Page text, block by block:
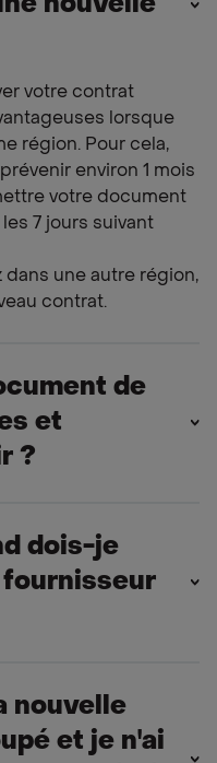
nouvelle
votre contrat
lorsque
région. Pour cela,
environ 1 mois
votre document
7 jours suivant
dans une autre région,
contrat.
de
et
?
dois-je
nouvelle
et je n'ai